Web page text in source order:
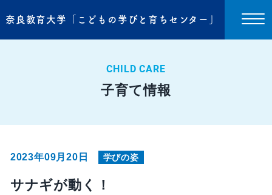
奈良教育大学「こどもの学びと育ちセンター」
CHILD CARE
子育て情報
2023年09月20日 学びの姿
サナギが動く！